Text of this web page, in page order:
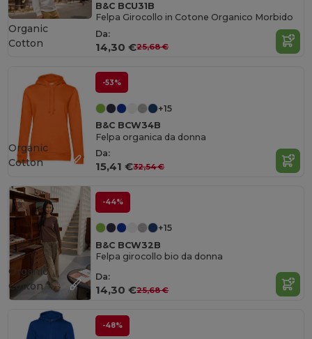
B&C BCU31B
Felpa Girocollo in Cotone Organico Morbido
Da:
14,30 €25,68 €
Organic
Cotton
-53%
+15
B&C BCW34B
Felpa organica da donna
Da:
15,41 €32,54 €
Organic
Cotton
-44%
+15
B&C BCW32B
Felpa girocollo bio da donna
Da:
14,30 €25,68 €
Organic
Cotton
-48%